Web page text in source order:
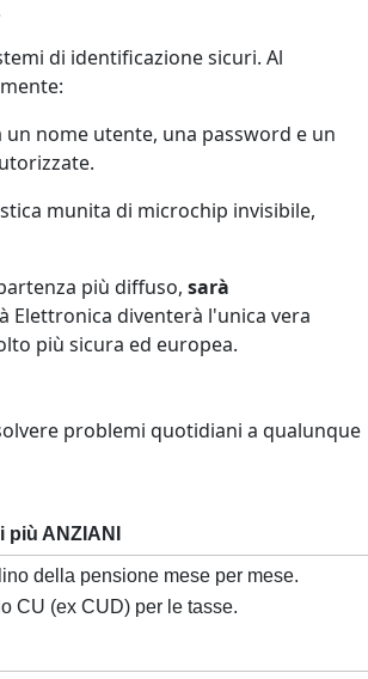
di identificazione sicuri. Al
un nome utente, una password e un
munita di microchip invisibile,
più diffuso, sarà
Elettronica diventerà l'unica vera
più sicura ed europea.
problemi quotidiani a qualunque
ANZIANI
della pensione mese per mese.
CU (ex CUD) per le tasse.